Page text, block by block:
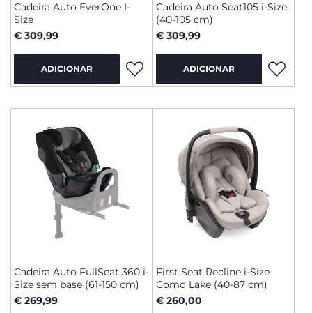
Cadeira Auto EverOne I-
Size
€ 309,99
ADICIONAR
Cadeira Auto Seat105 i-Size
(40-105 cm)
€ 309,99
ADICIONAR
Cadeira Auto FullSeat 360 i-
Size sem base (61-150 cm)
€ 269,99
First Seat Recline i-Size
Como Lake (40-87 cm)
€ 260,00